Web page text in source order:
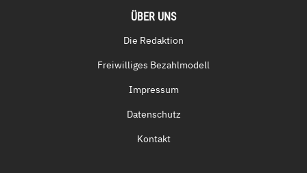
ÜBER UNS
Die Redaktion
Freiwilliges Bezahlmodell
Impressum
Datenschutz
Kontakt